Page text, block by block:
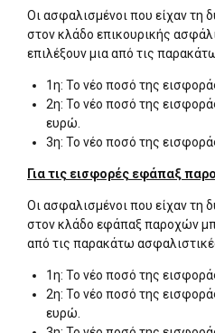
Οι ασφαλισμένοι που είχαν τη
στον κλάδο επικουρικής
επιλέξουν μια από τις
1η: Το νέο ποσό της
2η: Το νέο ποσό της
ευρώ.
3η: Το νέο ποσό της
Για τις εισφορές εφάπαξ
Οι ασφαλισμένοι που είχαν τη
στον κλάδο εφάπαξ παροχών
από τις παρακάτω
1η: Το νέο ποσό της
2η: Το νέο ποσό της
ευρώ.